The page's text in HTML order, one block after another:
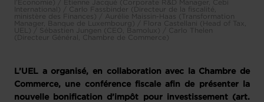
l’Économie) / Etienne Jacqué (Corporate R&D Manager, Cebi
International) / Carlo Fassbinder (Directeur de la fiscalité,
ministère des Finances) / Aurélie Maissin-Haas (Transformation
Manager, Banque de Luxembourg) / Flora Castellani (Head of Tax,
UEL) / Sébastien Jungen (CEO, Bamolux) / Carlo Thelen
(Directeur Général, Chambre de Commerce)
L’UEL a organisé, en collaboration avec la Chambre de
Commerce, une conférence fiscale afin de présenter la
nouvelle bonification d’impôt pour investissement (art.